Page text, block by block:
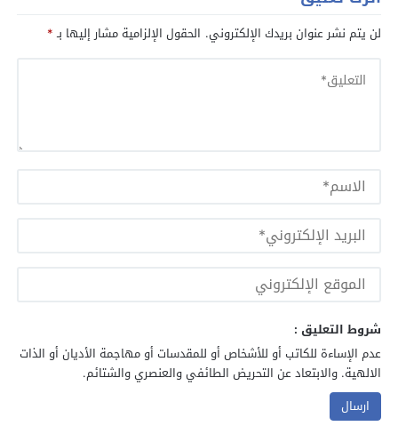
لن يتم نشر عنوان بريدك الإلكتروني. الحقول الإلزامية مشار إليها بـ*
شروط التعليق :
عدم الإساءة للكاتب أو للأشخاص أو للمقدسات أو مهاجمة الأديان أو الذات
الالهية. والابتعاد عن التحريض الطائفي والعنصري والشتائم.